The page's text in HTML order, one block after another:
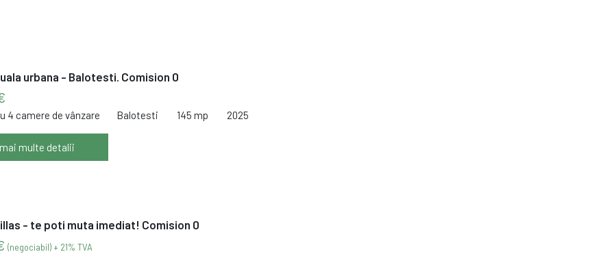
urbana - Balotesti. Comision 0
4 camere de vânzare Balotesti 145 mp 2025
multe detalii
- te poti muta imediat! Comision 0
(negociabil) + 21% TVA